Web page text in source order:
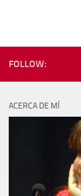
FOLLOW:
ACERCA DE MÍ